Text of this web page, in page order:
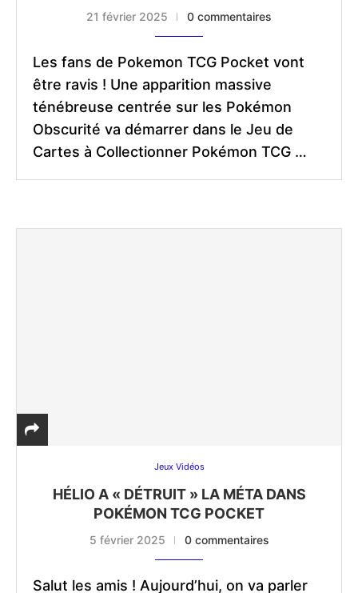
21 février 2025 0 commentaires
Les fans de Pokemon TCG Pocket vont
être ravis ! Une apparition massive
ténébreuse centrée sur les Pokémon
Obscurité va démarrer dans le Jeu de
Cartes à Collectionner Pokémon TCG …
Jeux Vidéos
HÉLIO A « DÉTRUIT » LA MÉTA DANS
POKÉMON TCG POCKET
5 février 2025 0 commentaires
Salut les amis ! Aujourd’hui, on va parler